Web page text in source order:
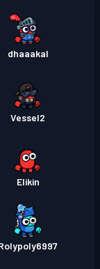
dhaaakal
Vessel2
Elikin